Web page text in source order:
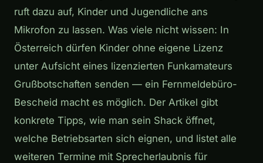
ruft dazu auf, Kinder und Jugendliche ans
Mikrofon zu lassen. Was viele nicht wissen: In
Österreich dürfen Kinder ohne eigene Lizenz
unter Aufsicht eines lizenzierten Funkamateurs
Grußbotschaften senden — ein Fernmeldebüro-
Bescheid macht es möglich. Der Artikel gibt
konkrete Tipps, wie man sein Shack öffnet,
welche Betriebsarten sich eignen, und listet alle
weiteren Termine mit Sprecherlaubnis für